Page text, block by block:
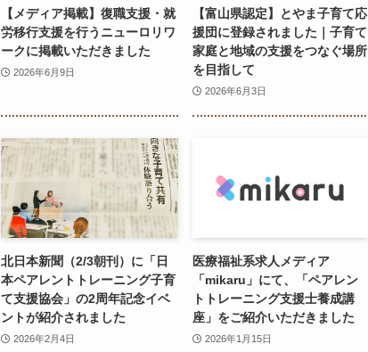
【メディア掲載】復職支援・就
労移行支援を行うニューロリワ
ークに掲載いただきました
2026年6月9日
【富山県認定】とやま子育て応
援団に登録されました｜子育て
家庭と地域の支援をつなぐ場所
を目指して
2026年6月3日
北日本新聞（2/3朝刊）に「日
本ペアレントトレーニング子育
て支援協会」の2周年記念イベ
ントが紹介されました
2026年2月4日
医療福祉系求人メディア
「mikaru」にて、「ペアレン
トトレーニング支援士養成講
座」をご紹介いただきました
2026年1月15日